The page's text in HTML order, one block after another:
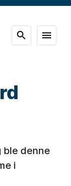
ble denne
i